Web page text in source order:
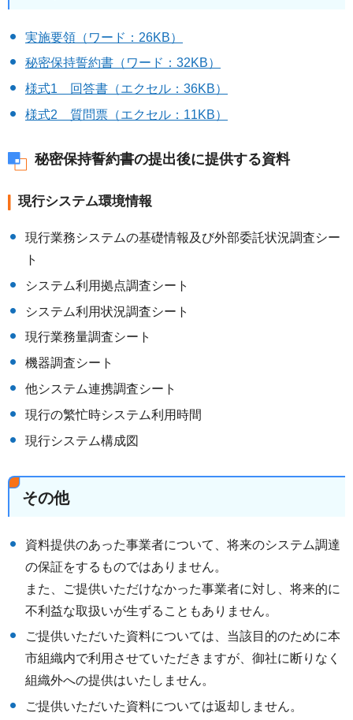
実施要領（ワード：26KB）
秘密保持誓約書（ワード：32KB）
様式1 回答書（エクセル：36KB）
様式2 質問票（エクセル：11KB）
秘密保持誓約書の提出後に提供する資料
現行システム環境情報
現行業務システムの基礎情報及び外部委託状況調査シー
ト
システム利用拠点調査シート
システム利用状況調査シート
現行業務量調査シート
機器調査シート
他システム連携調査シート
現行の繁忙時システム利用時間
現行システム構成図
その他
資料提供のあった事業者について、将来のシステム調達
の保証をするものではありません。
また、ご提供いただけなかった事業者に対し、将来的に
不利益な取扱いが生ずることもありません。
ご提供いただいた資料については、当該目的のために本
市組織内で利用させていただきますが、御社に断りなく
組織外への提供はいたしません。
ご提供いただいた資料については返却しません。